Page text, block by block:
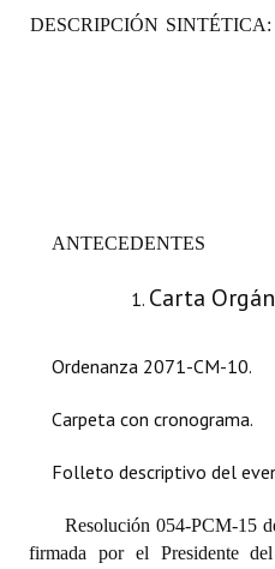
Programas
Organigrama
DOCUMENTOS
Informes de Gestión
Proyectos Presentados
DESCRIPCIÓN
ANTECEDENTES
Carta
Ordenanza 2071-CM-10.
Carpeta con cronograma.
Folleto descriptivo del
Resolución 054-PCM-15
firmada por el Presidente